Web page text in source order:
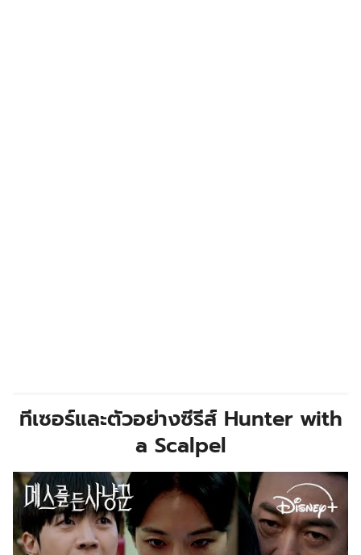
ทีเซอร์และตัวอย่างซีรีส์ Hunter with
a Scalpel